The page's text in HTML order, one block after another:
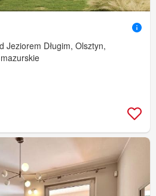
Jeziorem Długim, Olsztyn,